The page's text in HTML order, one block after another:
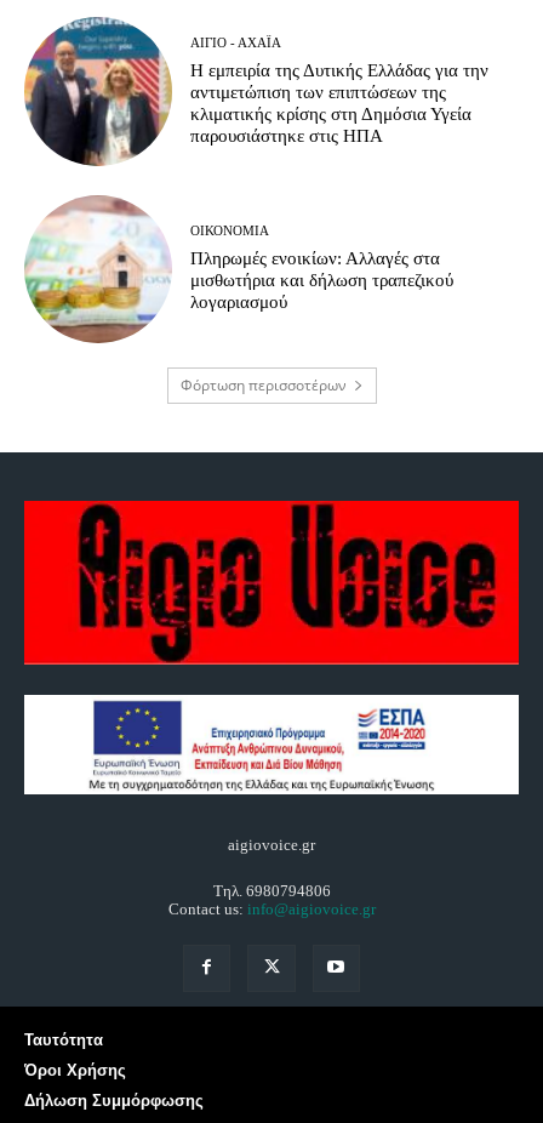
ΑΊΓΙΟ - ΑΧΑΪ́Α
Η εμπειρία της Δυτικής Ελλάδας για την
αντιμετώπιση των επιπτώσεων της
κλιματικής κρίσης στη Δημόσια Υγεία
παρουσιάστηκε στις ΗΠΑ
ΟΙΚΟΝΟΜΊΑ
Πληρωμές ενοικίων: Αλλαγές στα
μισθωτήρια και δήλωση τραπεζικού
λογαριασμού
Φόρτωση περισσοτέρων
aigiovoice.gr
Τηλ. 6980794806
Contact us: info@aigiovoice.gr
Ταυτότητα
Όροι Χρήσης
Δήλωση Συμμόρφωσης